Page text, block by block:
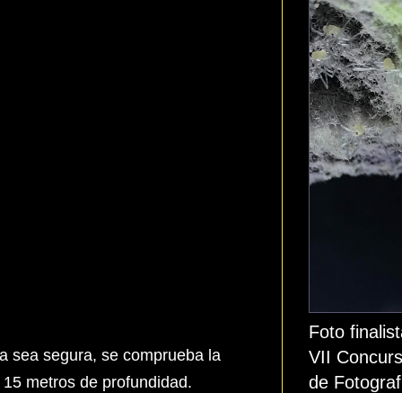
sea segura, se comprueba la
metros de profundidad.
Foto
VII
de